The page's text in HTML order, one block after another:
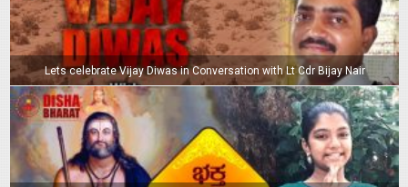
Lets celebrate Vijay Diwas in Conversation with Lt Cdr Bijay Nair